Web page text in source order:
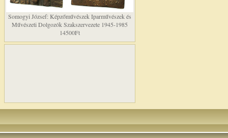
Somogyi József: Képzőművészek Iparművészek és
Művészeti Dolgozók Szakszervezete 1945-1985
14500Ft